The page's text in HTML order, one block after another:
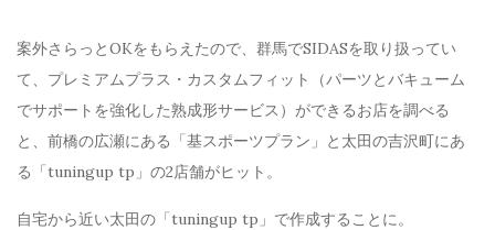
案外さらっとOKをもらえたので、群馬でSIDASを取り扱ってい
て、プレミアムプラス・カスタムフィット（パーツとバキューム
でサポートを強化した熟成形サービス）ができるお店を調べる
と、前橋の広瀬にある「基スポーツプラン」と太田の吉沢町にあ
る「tuningup tp」の2店舗がヒット。
自宅から近い太田の「tuningup tp」で作成することに。